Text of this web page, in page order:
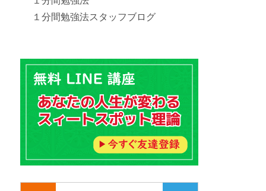
１分間勉強法スタッフブログ